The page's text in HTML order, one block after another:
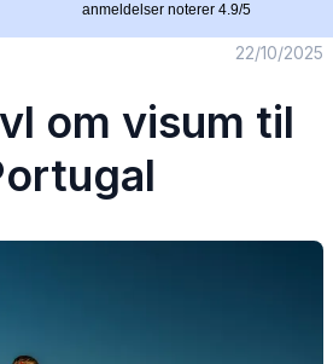
anmeldelser noterer 4.9/5
22/10/2025
om visum til